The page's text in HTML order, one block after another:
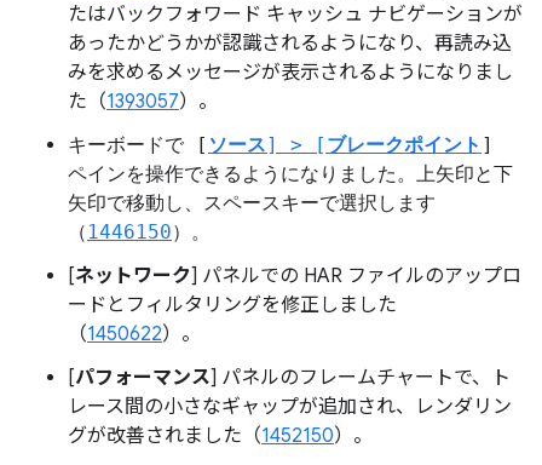
たはバックフォワード キャッシュ ナビゲーションが
あったかどうかが認識されるようになり、再読み込
みを求めるメッセージが表示されるようになりまし
た（1393057）。
キーボードで [ ソース] > [ ブレークポイント ]
ペインを操作できるようになりました。上矢印と下
矢印で移動し、スペースキーで選択します
（ 1446150）。
[ネットワーク] パネルでの HAR ファイルのアップロ
ードとフィルタリングを修正しました
（1450622）。
[パフォーマンス] パネルのフレームチャートで、ト
レース間の小さなギャップが追加され、レンダリン
グが改善されました（1452150）。